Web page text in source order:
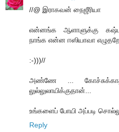
//@ இராகவன் நைஜீரியா
என்னங்க ஆளாளுக்கு
நாங்க என்ன ஈஸியாவா
:-)))//
அண்ணே ...
லுல்லுலாயிக்குதான்...
உங்களைப் போயி அப்படி
Reply